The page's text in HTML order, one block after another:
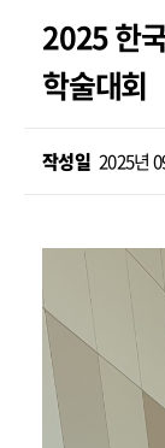
2025 한
학술대회
작성일 2025년